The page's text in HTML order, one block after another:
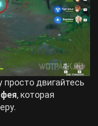
двигайтесь
фея, которая